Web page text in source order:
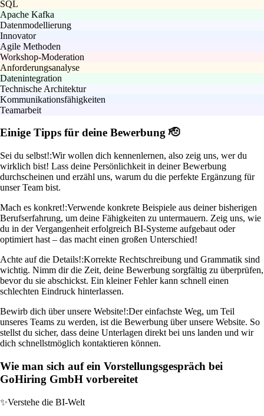
SQL
Apache Kafka
Datenmodellierung
Innovator
Agile Methoden
Workshop-Moderation
Anforderungsanalyse
Datenintegration
Technische Architektur
Kommunikationsfähigkeiten
Teamarbeit
Einige Tipps für deine Bewerbung 🫡
Sei du selbst!:Wir wollen dich kennenlernen, also zeig uns, wer du
wirklich bist! Lass deine Persönlichkeit in deiner Bewerbung
durchscheinen und erzähl uns, warum du die perfekte Ergänzung für
unser Team bist.
Mach es konkret!:Verwende konkrete Beispiele aus deiner bisherigen
Berufserfahrung, um deine Fähigkeiten zu untermauern. Zeig uns, wie
du in der Vergangenheit erfolgreich BI-Systeme aufgebaut oder
optimiert hast – das macht einen großen Unterschied!
Achte auf die Details!:Korrekte Rechtschreibung und Grammatik sind
wichtig. Nimm dir die Zeit, deine Bewerbung sorgfältig zu überprüfen,
bevor du sie abschickst. Ein kleiner Fehler kann schnell einen
schlechten Eindruck hinterlassen.
Bewirb dich über unsere Website!:Der einfachste Weg, um Teil
unseres Teams zu werden, ist die Bewerbung über unsere Website. So
stellst du sicher, dass deine Unterlagen direkt bei uns landen und wir
dich schnellstmöglich kontaktieren können.
Wie man sich auf ein Vorstellungsgespräch bei
GoHiring GmbH vorbereitet
✨Verstehe die BI-Welt